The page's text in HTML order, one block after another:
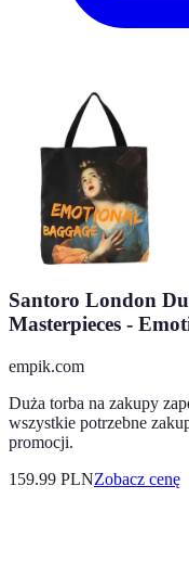
Santoro London
Masterpieces -
empik.com
Duża torba na zakupy
wszystkie potrzebne
promocji.
159.99 PLNZobacz cenę